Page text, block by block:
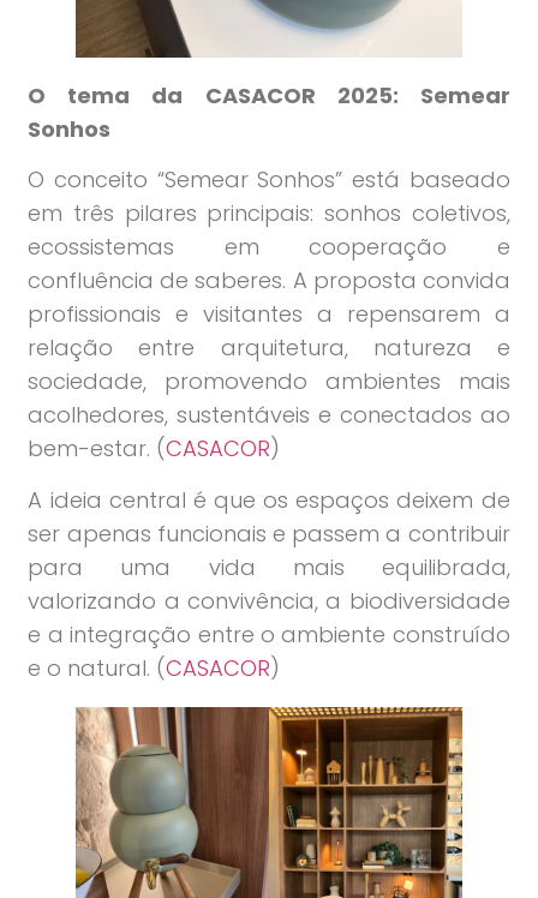
O tema da CASACOR 2025: Semear
Sonhos
O conceito “Semear Sonhos” está baseado
em três pilares principais: sonhos coletivos,
ecossistemas em cooperação e
confluência de saberes. A proposta convida
profissionais e visitantes a repensarem a
relação entre arquitetura, natureza e
sociedade, promovendo ambientes mais
acolhedores, sustentáveis e conectados ao
bem-estar. (CASACOR)
A ideia central é que os espaços deixem de
ser apenas funcionais e passem a contribuir
para uma vida mais equilibrada,
valorizando a convivência, a biodiversidade
e a integração entre o ambiente construído
e o natural. (CASACOR)